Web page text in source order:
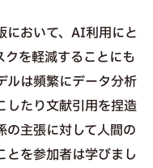
において、AI利用にと
クを軽減することにも
ルは頻繁にデータ分析
したり文献引用を捏造
の主張に対して人間の
とを参加者は学びまし